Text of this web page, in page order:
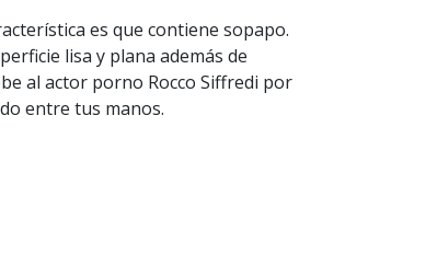
es que contiene sopapo.
lisa y plana además de
al actor porno Rocco Siffredi por
entre tus manos.